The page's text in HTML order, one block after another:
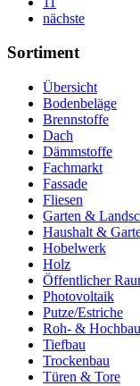
nächste
Sortiment
Übersicht
Bodenbeläge
Brennstoffe
Dach
Dämmstoffe
Fachmarkt
Fassade
Fliesen
Garten &
Haushalt &
Hobelwerk
Holz
Öffentlicher
Photovoltaik
Putze/Estriche
Roh- & Hochbau
Tiefbau
Trockenbau
Türen & Tore